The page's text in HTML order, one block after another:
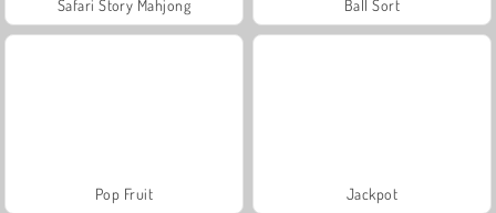
Safari Story Mahjong Ball Sort
Pop Fruit Jackpot